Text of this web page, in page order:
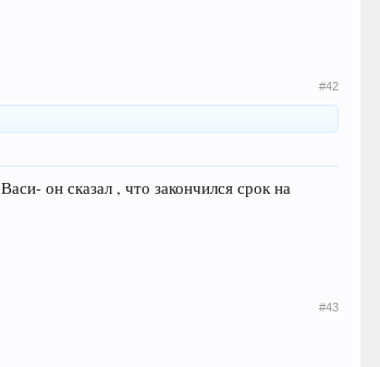
#42
он сказал , что закончился срок на
#43